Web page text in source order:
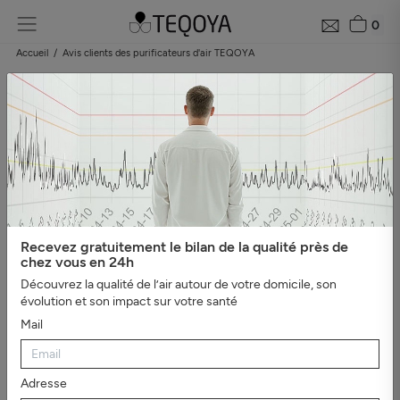
0
Accueil Avis clients des purificateurs d'air TEQOYA
Les avis clients sur les purificateurs d'air
TEQOYA
Besoin de vous faire un avis sur TEQOYA ? Nous laissons la parole à
ceux qui ont choisi nos produits.
Catégories
#Tout afficher #Protection contre la pollution
sommeil et ions négatifs
#Asthme et allergies
#Tests en milieu
professionnel
#Mauvaises odeurs #Video #Véhicules
Produit design, matériaux de qualité, déballé, monté
Recevez gratuitement le bilan de la qualité près de
chez vous en 24h
Découvrez la qualité de l’air autour de votre domicile, son
évolution et son impact sur votre santé
Mail
Adresse